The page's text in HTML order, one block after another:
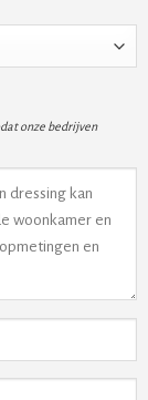
onze bedrijven